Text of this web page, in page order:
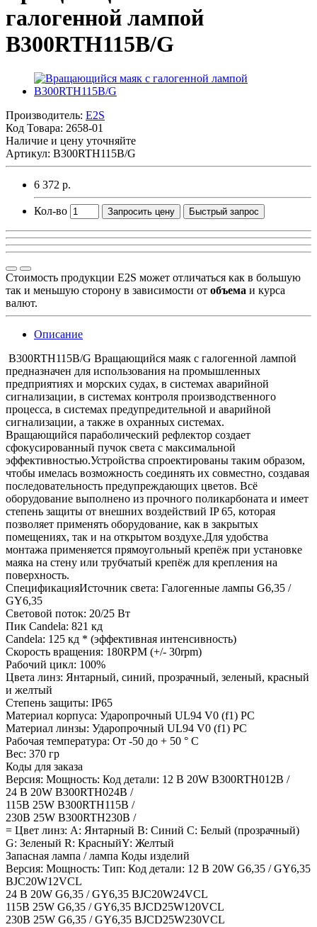
галогенной лампой
B300RTH115B/G
Производитель: E2S
Код Товара: 2658-01
Наличие и цену уточняйте
Артикул: B300RTH115B/G
6 372 р.
Кол-во Запросить цену Быстрый запрос
Стоимость продукции E2S может отличаться как в большую
так и меньшую сторону в зависимости от объема и курса
валют.
Описание
B300RTH115B/G Вращающийся маяк с галогенной лампой
предназначен для использования на промышленных
предприятиях и морских судах, в системах аварийной
сигнализации, в системах контроля производственного
процесса, в системах предупредительной и аварийной
сигнализации, а также в охранных системах.
Вращающийся параболический рефлектор создает
сфокусированный пучок света с максимальной
эффективностью.Устройства спроектированы таким образом,
чтобы имелась возможность соединять их совместно, создавая
последовательность предупреждающих цветов. Всё
оборудование выполнено из прочного поликарбоната и имеет
степень защиты от внешних воздействий IP 65, которая
позволяет применять оборудование, как в закрытых
помещениях, так и на открытом воздухе.Для удобства
монтажа применяется прямоугольный крепёж при установке
маяка на стену или трубчатый крепёж для крепления на
поверхность.
СпецификацияИсточник света: Галогенные лампы G6,35 /
GY6,35
Световой поток: 20/25 Вт
Пик Candela: 821 кд
Candela: 125 кд * (эффективная интенсивность)
Скорость вращения: 180RPM (+/- 30rpm)
Рабочий цикл: 100%
Цвета линз: Янтарный, синий, прозрачный, зеленый, красный
и желтый
Степень защиты: IP65
Материал корпуса: Ударопрочный UL94 V0 (f1) PC
Материал линзы: Ударопрочный UL94 V0 (f1) PC
Рабочая температура: От -50 до + 50 ° C
Вес: 370 гр
Коды для заказа
Версия: Мощность: Код детали: 12 В 20W B300RTH012B /
24 В 20W B300RTH024B /
115В 25W B300RTH115B /
230В 25W B300RTH230B /
= Цвет линз: А: Янтарный B: Синий C: Белый (прозрачный)
G: Зеленый R: КрасныйY: Желтый
Запасная лампа / лампа Коды изделий
Версия: Мощность: Тип: Код детали: 12 В 20W G6,35 / GY6,35
BJC20W12VCL
24 В 20W G6,35 / GY6,35 BJC20W24VCL
115В 25W G6,35 / GY6,35 BJCD25W120VCL
230В 25W G6,35 / GY6,35 BJCD25W230VCL